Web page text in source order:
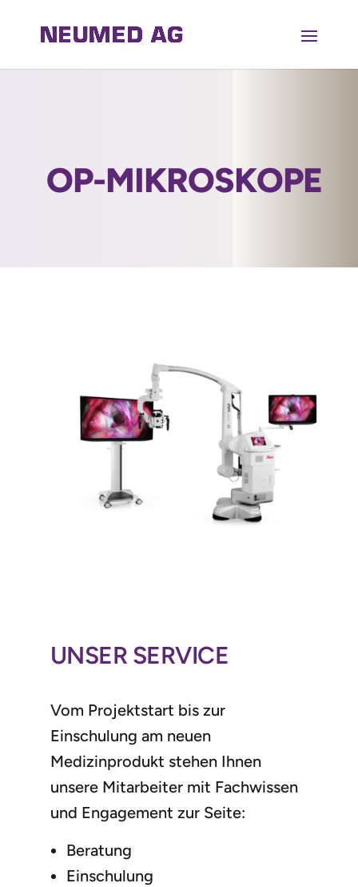
OP-MIKROSKOPE
UNSER SERVICE
Vom Projektstart bis zur
Einschulung am neuen
Medizinprodukt stehen Ihnen
unsere Mitarbeiter mit Fachwissen
und Engagement zur Seite:
Beratung
Einschulung